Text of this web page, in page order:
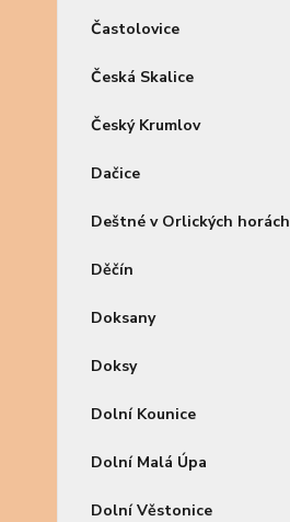
Častolovice
Česká Skalice
Český Krumlov
Dačice
Deštné v Orlických horách
Děčín
Doksany
Doksy
Dolní Kounice
Dolní Malá Úpa
Dolní Věstonice